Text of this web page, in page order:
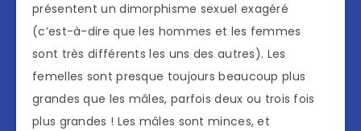
présentent un dimorphisme sexuel exagéré
(c’est-à-dire que les hommes et les femmes
sont très différents les uns des autres). Les
femelles sont presque toujours beaucoup plus
grandes que les mâles, parfois deux ou trois fois
plus grandes ! Les mâles sont minces, et